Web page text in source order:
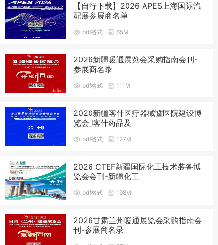
【自行下载】2026 APES上海国际汽
配展参展商名单
pdf格式 65M
2026新疆暖通展览会采购指南会刊-
参展商名录
pdf格式 111M
2026新疆喀什医疗器械暨医院建设博
览会_喀什药品及
pdf格式 127M
2026 CTEF新疆国际化工技术装备博
览会会刊-新疆化工
pdf格式 198M
2026甘肃兰州暖通展览会采购指南会
刊-参展商名录